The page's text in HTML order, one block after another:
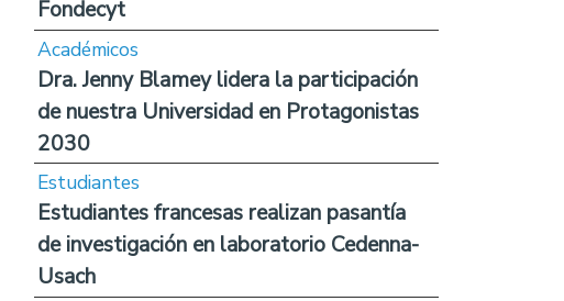
Fondecyt
Académicos
Dra. Jenny Blamey lidera la participación
de nuestra Universidad en Protagonistas
2030
Estudiantes
Estudiantes francesas realizan pasantía
de investigación en laboratorio Cedenna-
Usach